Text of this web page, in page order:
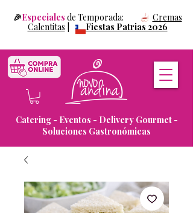
Catering - Eventos - Delivery Gourmet -
Soluciones Gastronómicas
🎉Especiales de Temporada: Cremas
Calentitas
Fiestas Patrias 2026